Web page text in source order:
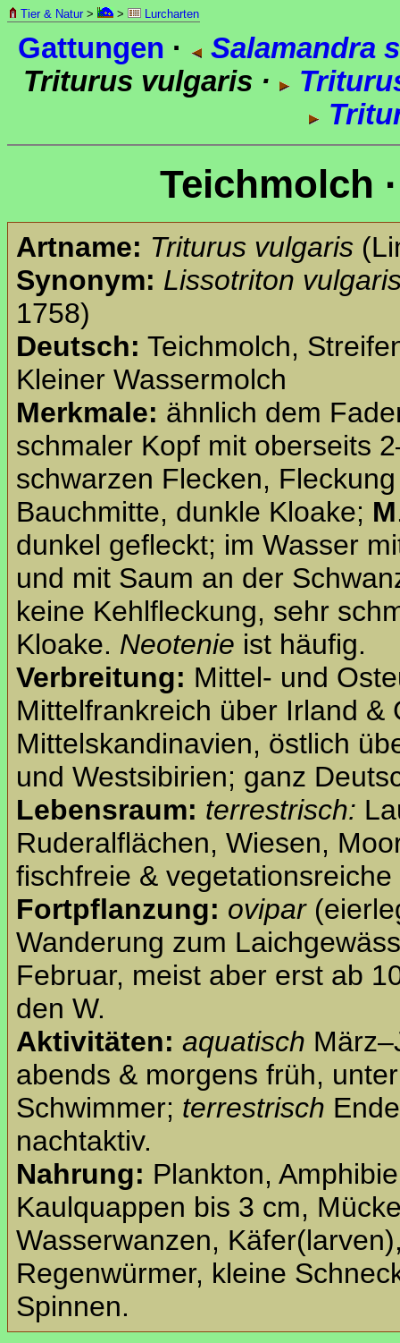
Tier & Natur> > Lurcharten
Gattungen ·
Salamandra
Triturus vulgaris ·
Teichmolch
Artname: Triturus vulgaris
Synonym: Lissotriton
1758)
Deutsch: Teichmolch,
Kleiner Wassermolch
Merkmale: ähnlich dem
schmaler Kopf mit oberseits
schwarzen Flecken,
Bauchmitte, dunkle Kloake; M
dunkel gefleckt; im Wasser
und mit Saum an der
keine Kehlfleckung, sehr
Kloake. Neotenie ist häufig.
Verbreitung: Mittel- und
Mittelfrankreich über Irland &
Mittelskandinavien, östlich
und Westsibirien; ganz
Lebensraum: terrestrisch:
Ruderalflächen, Wiesen,
fischfreie &
Fortpflanzung: ovipar
Wanderung zum
Februar, meist aber erst ab
den W.
Aktivitäten: aquatisch
abends & morgens früh,
Schwimmer; terrestrisch
nachtaktiv.
Nahrung: Plankton,
Kaulquappen bis 3 cm,
Wasserwanzen,
Regenwürmer, kleine
Spinnen.